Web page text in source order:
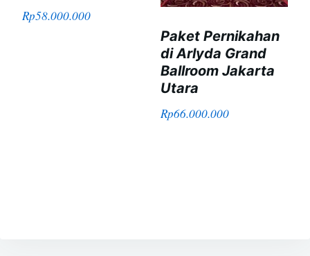
Rp58.000.000
Paket Pernikahan
di Arlyda Grand
Ballroom Jakarta
Utara
Rp66.000.000